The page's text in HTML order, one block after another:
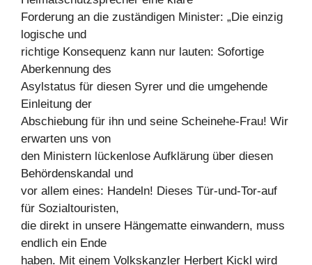
Forderung an die zuständigen Minister: „Die einzig
logische und
richtige Konsequenz kann nur lauten: Sofortige
Aberkennung des
Asylstatus für diesen Syrer und die umgehende
Einleitung der
Abschiebung für ihn und seine Scheinehe-Frau! Wir
erwarten uns von
den Ministern lückenlose Aufklärung über diesen
Behördenskandal und
vor allem eines: Handeln! Dieses Tür-und-Tor-auf
für Sozialtouristen,
die direkt in unsere Hängematte einwandern, muss
endlich ein Ende
haben. Mit einem Volkskanzler Herbert Kickl wird